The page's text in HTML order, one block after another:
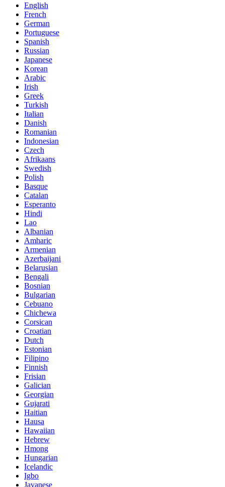
English
French
German
Portuguese
Spanish
Russian
Japanese
Korean
Arabic
Irish
Greek
Turkish
Italian
Danish
Romanian
Indonesian
Czech
Afrikaans
Swedish
Polish
Basque
Catalan
Esperanto
Hindi
Lao
Albanian
Amharic
Armenian
Azerbaijani
Belarusian
Bengali
Bosnian
Bulgarian
Cebuano
Chichewa
Corsican
Croatian
Dutch
Estonian
Filipino
Finnish
Frisian
Galician
Georgian
Gujarati
Haitian
Hausa
Hawaiian
Hebrew
Hmong
Hungarian
Icelandic
Igbo
Javanese